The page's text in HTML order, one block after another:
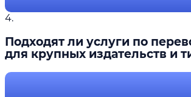
4.
Подходят ли услуги по
для крупных издательств и